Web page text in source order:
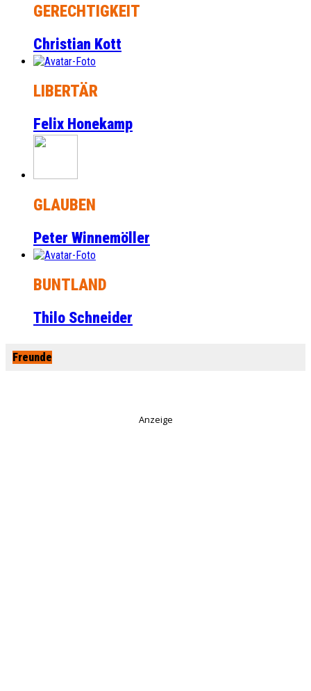
GERECHTIGKEIT
Christian Kott
LIBERTÄR
Felix Honekamp
GLAUBEN
Peter Winnemöller
BUNTLAND
Thilo Schneider
Freunde
Anzeige